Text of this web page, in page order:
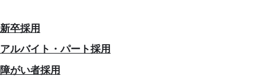
新卒採用
アルバイト・パート採用
障がい者採用